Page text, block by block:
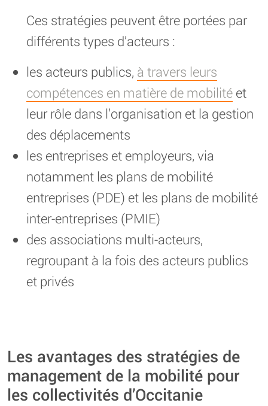
Ces stratégies peuvent être portées par
différents types d’acteurs :
les acteurs publics, à travers leurs
compétences en matière de mobilité et
leur rôle dans l’organisation et la gestion
des déplacements
les entreprises et employeurs, via
notamment les plans de mobilité
entreprises (PDE) et les plans de mobilité
inter-entreprises (PMIE)
des associations multi-acteurs,
regroupant à la fois des acteurs publics
et privés
Les avantages des stratégies de
management de la mobilité pour
les collectivités d’Occitanie